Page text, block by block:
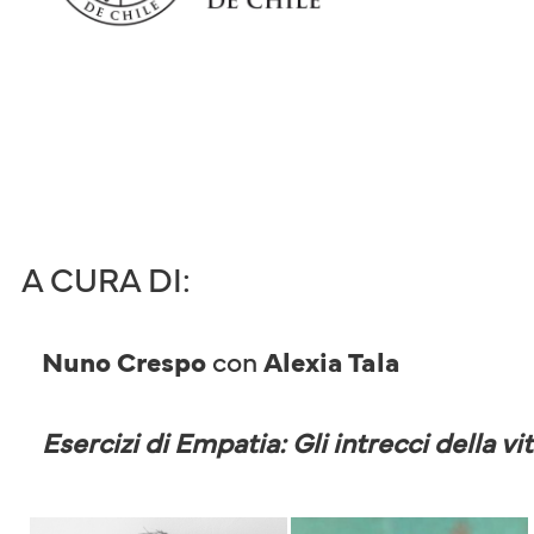
A CURA DI:
Nuno CrespoconAlexia Tala
Esercizi di Empatia: Gli intrecci della